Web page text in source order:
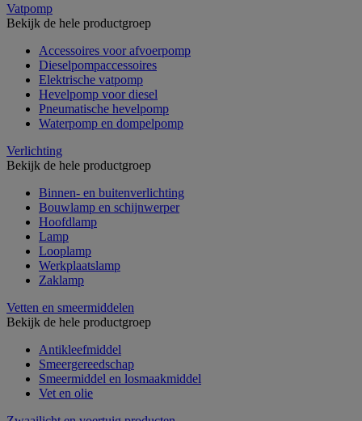
Vatpomp
Bekijk de hele productgroep
Accessoires voor afvoerpomp
Dieselpompaccessoires
Elektrische vatpomp
Hevelpomp voor diesel
Pneumatische hevelpomp
Waterpomp en dompelpomp
Verlichting
Bekijk de hele productgroep
Binnen- en buitenverlichting
Bouwlamp en schijnwerper
Hoofdlamp
Lamp
Looplamp
Werkplaatslamp
Zaklamp
Vetten en smeermiddelen
Bekijk de hele productgroep
Antikleefmiddel
Smeergereedschap
Smeermiddel en losmaakmiddel
Vet en olie